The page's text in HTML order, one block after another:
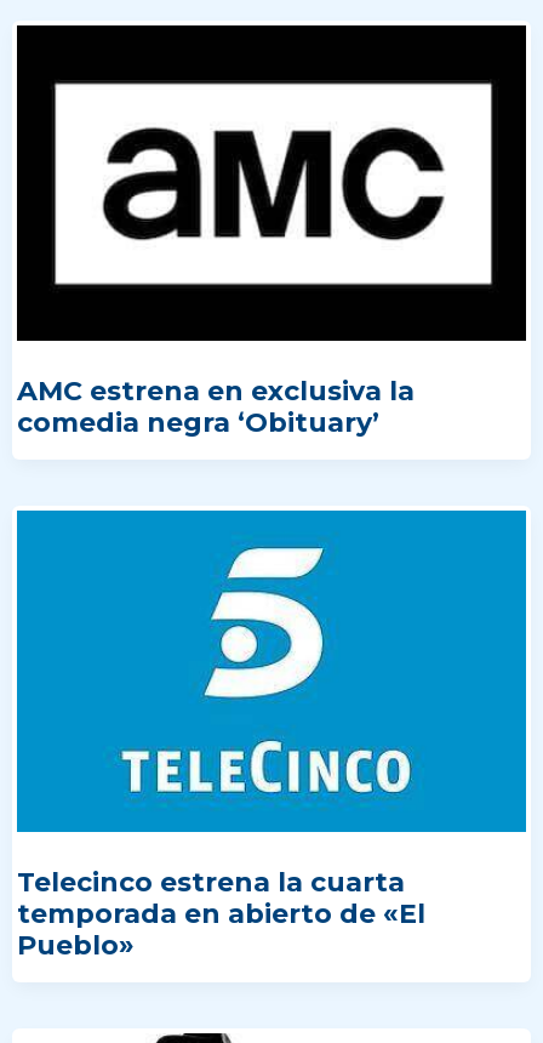
AMC estrena en exclusiva la
comedia negra ‘Obituary’
Telecinco estrena la cuarta
temporada en abierto de «El
Pueblo»